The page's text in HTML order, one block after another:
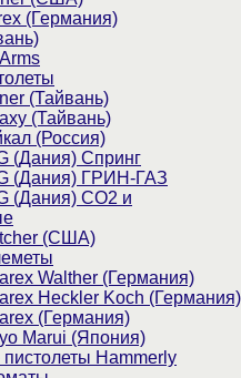
(Германия)
(Тайвань)
(Тайвань)
(Россия)
(Дания) Спринг
(Дания) ГРИН-ГАЗ
(Дания) CO2 и
(США)
Walther (Германия)
Heckler Koch (Германия)
(Германия)
Marui (Япония)
Hammerly